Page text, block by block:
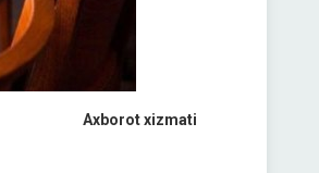
Axborot xizmati